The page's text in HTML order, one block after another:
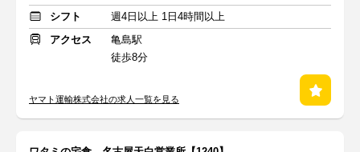
シフト
週4日以上 1日4時間以上
アクセス
亀島駅
徒歩8分
ヤマト運輸株式会社の求人一覧を見る